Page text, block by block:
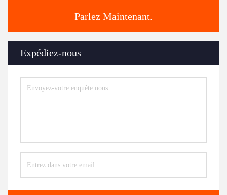
Parlez Maintenant.
Expédiez-nous